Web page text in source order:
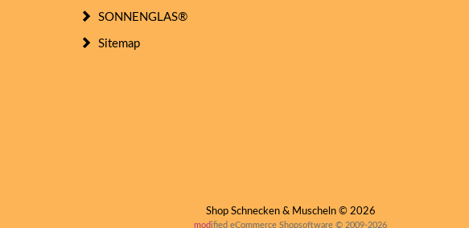
SONNENGLAS®
Sitemap
Shop Schnecken & Muscheln © 2026
modified eCommerce Shopsoftware © 2009-2026